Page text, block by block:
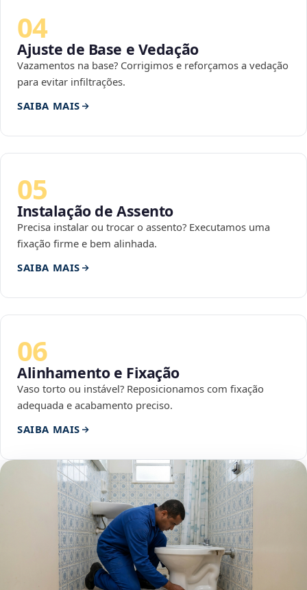
04
Ajuste de Base e Vedação
Vazamentos na base? Corrigimos e reforçamos a vedação
para evitar infiltrações.
SAIBA MAIS
05
Instalação de Assento
Precisa instalar ou trocar o assento? Executamos uma
fixação firme e bem alinhada.
SAIBA MAIS
06
Alinhamento e Fixação
Vaso torto ou instável? Reposicionamos com fixação
adequada e acabamento preciso.
SAIBA MAIS